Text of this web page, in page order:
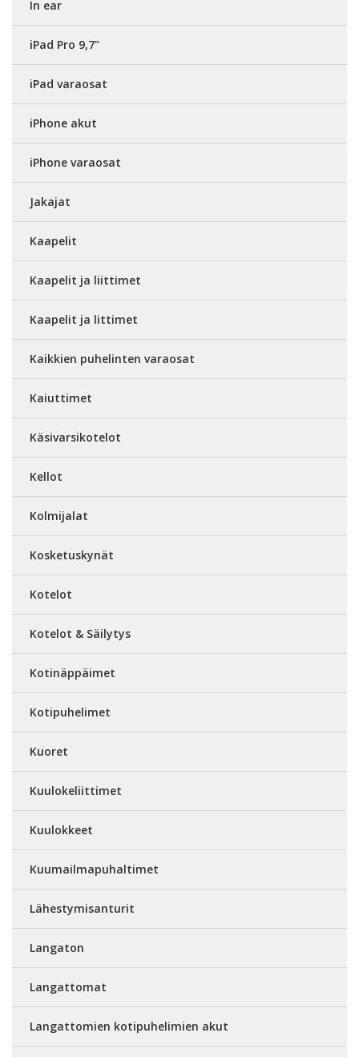
In ear
iPad Pro 9,7"
iPad varaosat
iPhone akut
iPhone varaosat
Jakajat
Kaapelit
Kaapelit ja liittimet
Kaapelit ja littimet
Kaikkien puhelinten varaosat
Kaiuttimet
Käsivarsikotelot
Kellot
Kolmijalat
Kosketuskynät
Kotelot
Kotelot & Säilytys
Kotinäppäimet
Kotipuhelimet
Kuoret
Kuulokeliittimet
Kuulokkeet
Kuumailmapuhaltimet
Lähestymisanturit
Langaton
Langattomat
Langattomien kotipuhelimien akut